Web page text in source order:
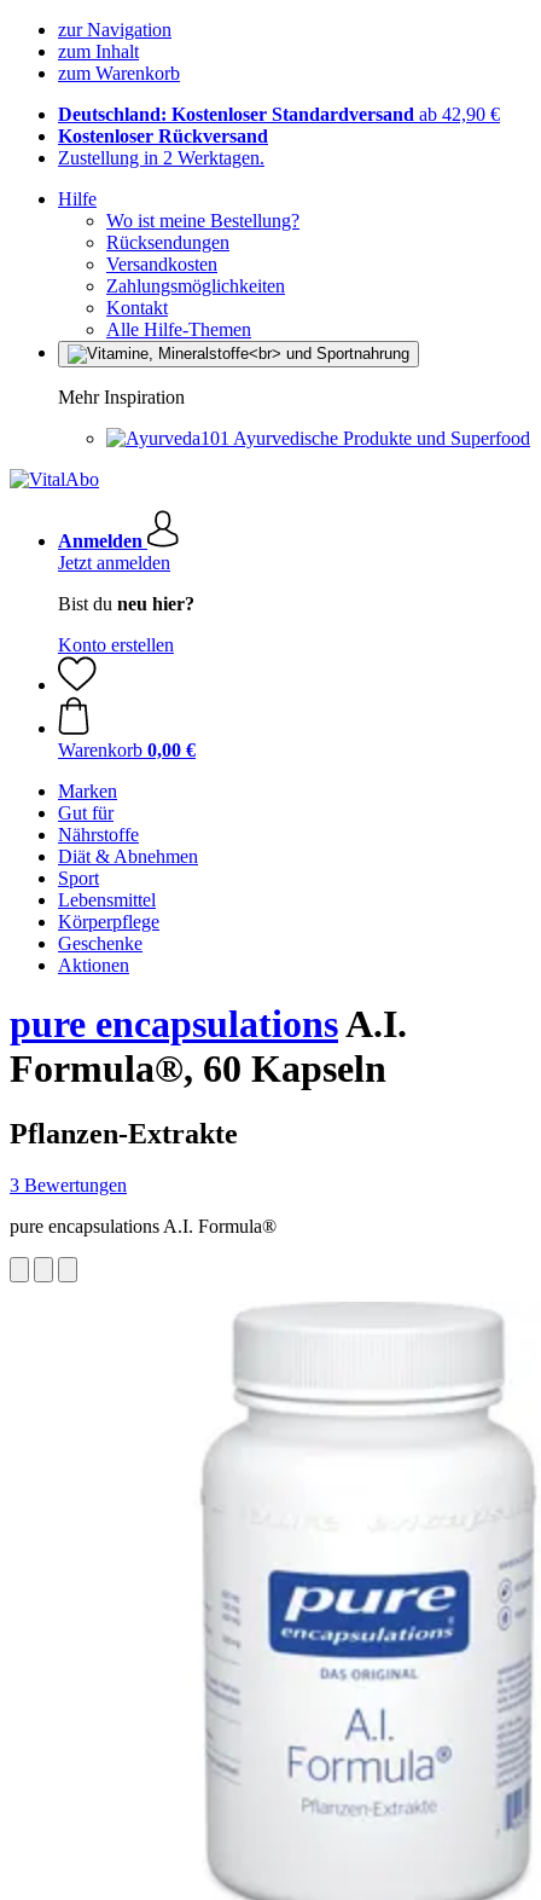
zur Navigation
zum Inhalt
zum Warenkorb
Deutschland: Kostenloser Standardversand ab 42,90 €
Kostenloser Rückversand
Zustellung in 2 Werktagen.
Hilfe
Wo ist meine Bestellung?
Rücksendungen
Versandkosten
Zahlungsmöglichkeiten
Kontakt
Alle Hilfe-Themen
Mehr Inspiration
Ayurvedische Produkte und Superfood
Anmelden
Jetzt anmelden
Bist du neu hier?
Konto erstellen
Warenkorb 0,00 €
Marken
Gut für
Nährstoffe
Diät & Abnehmen
Sport
Lebensmittel
Körperpflege
Geschenke
Aktionen
pure encapsulationsA.I.
Formula®, 60 Kapseln
Pflanzen-Extrakte
3 Bewertungen
pure encapsulations A.I. Formula®